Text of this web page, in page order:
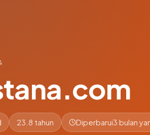
23.8 tahun Diperbarui3 bulan